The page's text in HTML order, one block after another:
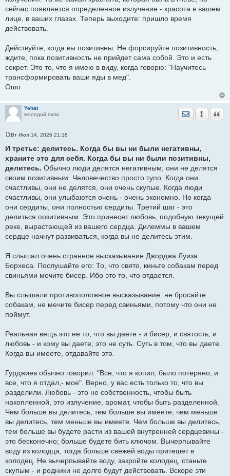
сейчас появляется определенное излучение - красота в вашем
лице, в ваших глазах. Теперь выходите: пришло время
действовать.
Действуйте, когда вы позитивны. Не форсируйте позитивность,
ждите, пока позитивность не прийдет сама собой. Это и есть
секрет. Это то, что я имею в виду, когда говорю: "Научитесь
трансформировать ваши яды в мед".
Ошо
Yehat
молодой папа
Отправить
о
б
е
н
е
Вт Июл 14, 2026 21:18
И третье: делитесь. Когда бы вы ни были негативны,
храните это для себя. Когда бы вы ни были позитивны,
делитесь. Обычно люди делятся негативным; они не делятся
своим позитивным. Человечество просто тупо. Когда они
счастливы, они не делятся, они очень скупые. Когда люди
счастливы, они улыбаются очень - очень экономно. Но когда
они сердиты, они полностью сердиты. Третий шаг - это
делиться позитивным. Это принесет любовь, подобную текущей
реке, вырастающей из вашего сердца. Дилеммы в вашем
сердце начнут развиваться, когда вы не делитесь этим.
Я слышал очень странное высказывание Джорджа Луиза
Борхеса. Послушайте его: То, что свято, киньте собакам перед
свиньями мечите бисер. Ибо это то, что отдается.
Вы слышали противоположное высказывание: не бросайте
собакам, не мечите бисер перед свиньями, потому что они не
поймут.
Реальная вещь это не то, что вы даете - и бисер, и святость, и
любовь - и кому вы даете; это не суть. Суть в том, что вы даете.
Когда вы имеете, отдавайте это.
Гурджиев обычно говорил: "Все, что я копил, было потеряно, и
все, что я отдал,- мое". Верно, у вас есть только то, что вы
разделили. Любовь - это не собственность, чтобы быть
накопленной, это излучение, аромат, чтобы быть разделенной.
Чем больше вы делитесь, тем больше вы имеете; чем меньше
вы делитесь, тем меньше вы имеете. Чем больше вы делитесь,
тем больше вы будете расти из вашей внутренней сердцевины -
это бесконечно; больше будете бить ключом. Вычерпывайте
воду из колодца, тогда больше свежей воды притешет в
колодец. Не вычерпывайте воду, закройте колодец, станьте
скупым - и родники не долго будут действовать. Вскоре эти